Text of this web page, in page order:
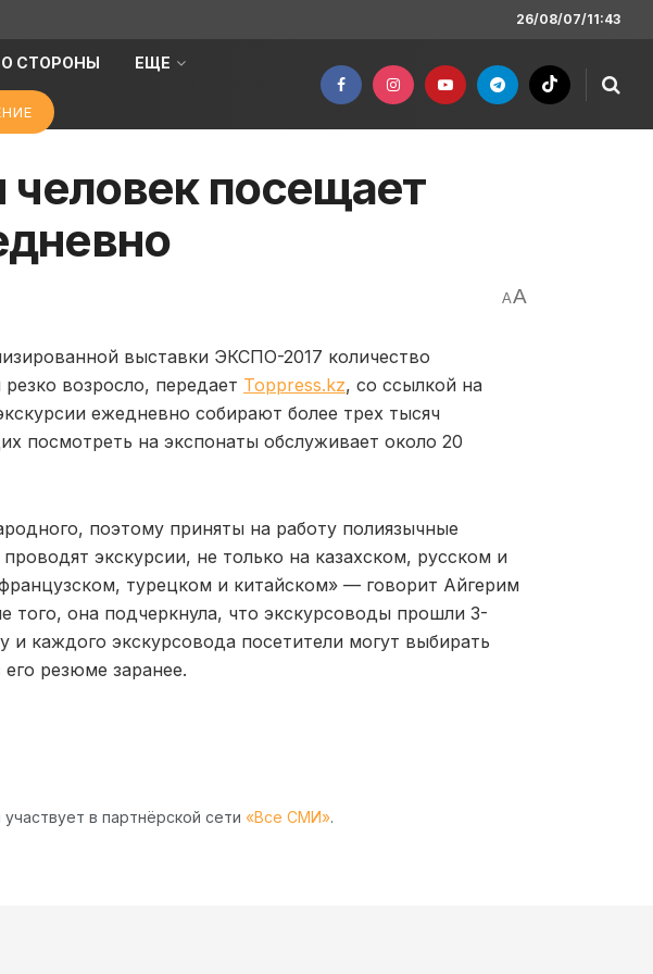
26/08/07/11:43
СТОРОНЫ ЕЩЕ
человек посещает
AA
выставки ЭКСПО-2017 количество
возросло, передает Toppress.kz, со ссылкой на
ежедневно собирают более трех тысяч
посмотреть на экспонаты обслуживает около 20
поэтому приняты на работу полиязычные
экскурсии, не только на казахском, русском и
турецком и китайском» — говорит Айгерим
того, она подчеркнула, что экскурсоводы прошли 3-
и каждого экскурсовода посетители могут выбирать
резюме заранее.
в партнёрской сети «Все СМИ».